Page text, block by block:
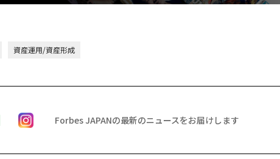
資産運用/資産形成
Forbes JAPANの最新のニュースをお届けします